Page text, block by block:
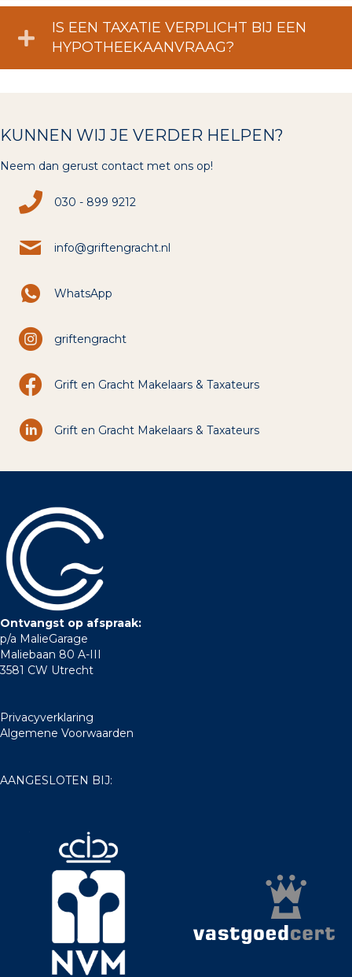
IS EEN TAXATIE VERPLICHT BIJ EEN
HYPOTHEEKAANVRAAG?
KUNNEN WIJ JE VERDER HELPEN?
Neem dan gerust contact met ons op!
030 - 899 9212
info@griftengracht.nl
WhatsApp
griftengracht
Grift en Gracht Makelaars & Taxateurs
Grift en Gracht Makelaars & Taxateurs
Ontvangst op afspraak:
p/a MalieGarage
Maliebaan 80 A-III
3581 CW Utrecht
Privacyverklaring
Algemene Voorwaarden
AANGESLOTEN BIJ: